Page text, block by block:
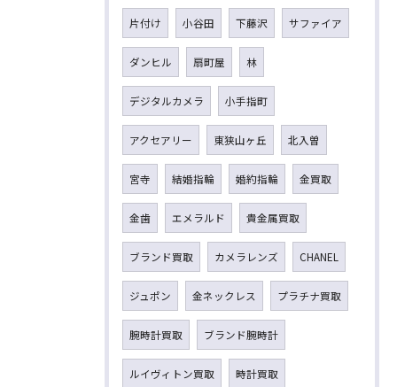
片付け 小谷田 下藤沢 サファイア
ダンヒル 扇町屋 林
デジタルカメラ 小手指町
アクセアリー 東狭山ヶ丘 北入曽
宮寺 結婚指輪 婚約指輪 金買取
金歯 エメラルド 貴金属買取
ブランド買取 カメラレンズ CHANEL
ジュポン 金ネックレス プラチナ買取
腕時計買取 ブランド腕時計
ルイヴィトン買取 時計買取